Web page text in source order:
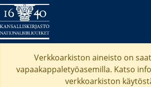
Verkkoarkiston aineisto on
vapaakappaletyöasemilla. Katso
verkkoarkiston